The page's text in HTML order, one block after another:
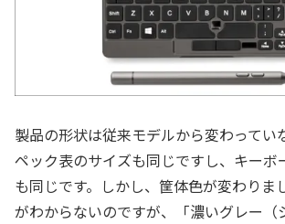
製品の形状は従来モデルから変わってい
ペック表のサイズも同じですし、キーボ
も同じです。しかし、筐体色が変わりま
がわからないのですが、「濃いグレー（